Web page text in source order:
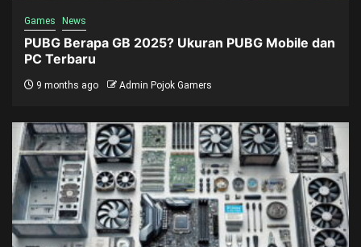
Games News
PUBG Berapa GB 2025? Ukuran PUBG Mobile dan
PC Terbaru
9 months ago Admin Pojok Gamers